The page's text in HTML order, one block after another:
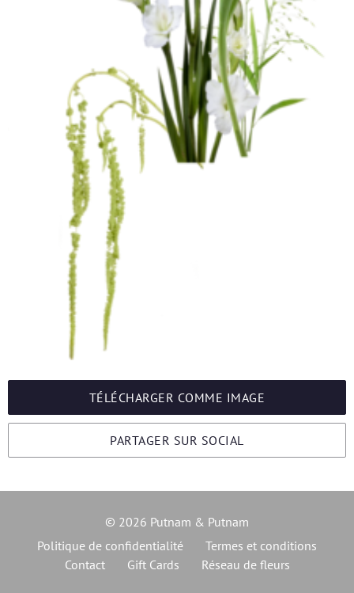
TÉLÉCHARGER COMME IMAGE
PARTAGER SUR SOCIAL
© 2026 Putnam & Putnam
Politique de confidentialité
Termes et conditions
Contact
Gift Cards Réseau de fleurs